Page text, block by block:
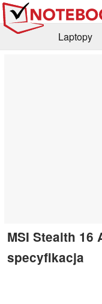
Laptopy
MSI Stealth 16
specyfikacja